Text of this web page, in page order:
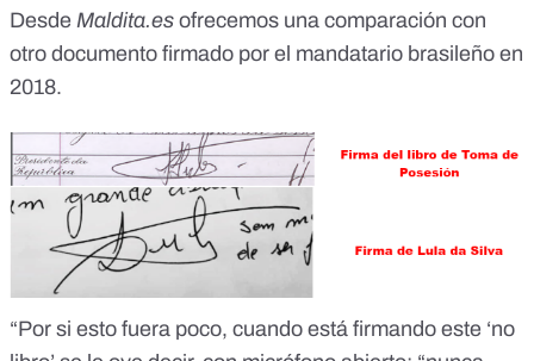
Desde Maldita.es ofrecemos una comparación con
otro documento firmado por el mandatario brasileño en
2018.
“Por si esto fuera poco, cuando está firmando este ‘no